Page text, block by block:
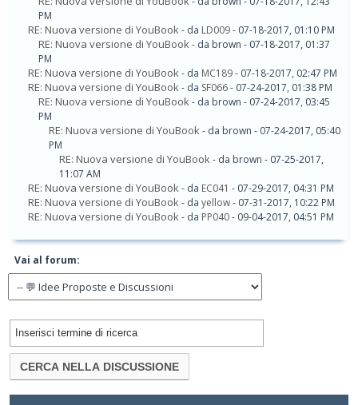
PM
RE: Nuova versione di YouBook- da LD009- 07-18-2017, 01:10 PM
RE: Nuova versione di YouBook- da brown - 07-18-2017, 01:37
PM
RE: Nuova versione di YouBook- da MC189- 07-18-2017, 02:47 PM
RE: Nuova versione di YouBook- da SF066- 07-24-2017, 01:38 PM
RE: Nuova versione di YouBook- da brown - 07-24-2017, 03:45
PM
RE: Nuova versione di YouBook- da brown - 07-24-2017, 05:40
PM
RE: Nuova versione di YouBook- da brown - 07-25-2017,
11:07 AM
RE: Nuova versione di YouBook- da EC041 - 07-29-2017, 04:31 PM
RE: Nuova versione di YouBook- da yellow- 07-31-2017, 10:22 PM
RE: Nuova versione di YouBook- da PP040- 09-04-2017, 04:51 PM
Vai al forum: